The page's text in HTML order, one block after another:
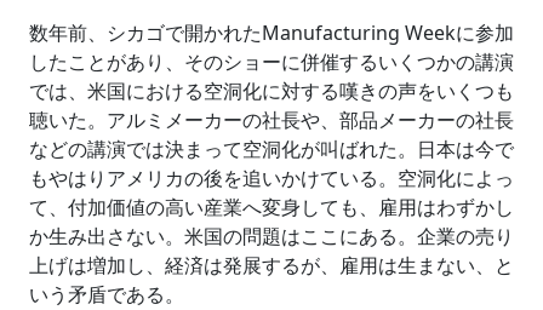
数年前、シカゴで開かれたManufacturing Weekに参加
したことがあり、そのショーに併催するいくつかの講演
では、米国における空洞化に対する嘆きの声をいくつも
聴いた。アルミメーカーの社長や、部品メーカーの社長
などの講演では決まって空洞化が叫ばれた。日本は今で
もやはりアメリカの後を追いかけている。空洞化によっ
て、付加価値の高い産業へ変身しても、雇用はわずかし
か生み出さない。米国の問題はここにある。企業の売り
上げは増加し、経済は発展するが、雇用は生まない、と
いう矛盾である。